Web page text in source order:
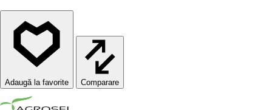
Comparare